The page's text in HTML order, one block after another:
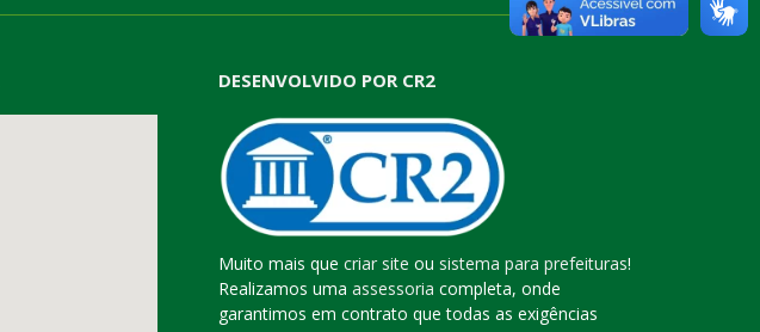
DESENVOLVIDO POR CR2
Muito mais que criar site ou sistema para prefeituras!
Realizamos uma assessoria completa, onde
garantimos em contrato que todas as exigências